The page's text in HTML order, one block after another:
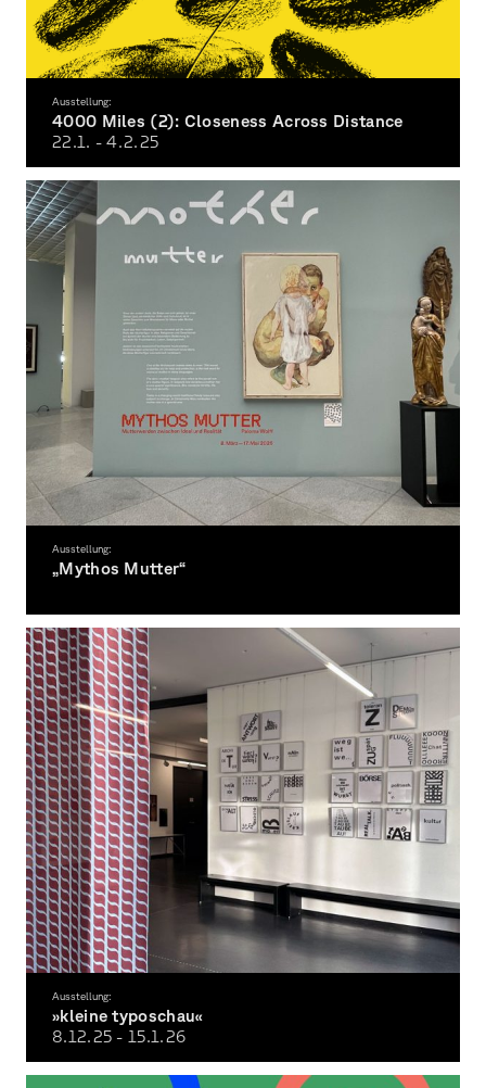
Ausstellung:
4000 Miles (2): Closeness Across Distance
22.1. - 4.2.25
Ausstellung:
„Mythos Mutter“
Ausstellung:
»kleine typoschau«
8.12.25 - 15.1.26